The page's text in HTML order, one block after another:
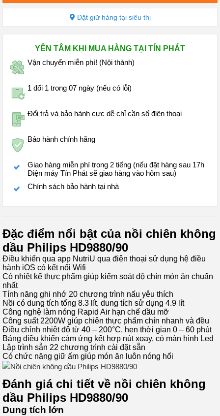
Đặt giữ hàng tại siêu thị
YÊN TÂM KHI MUA HÀNG TẠI TÍN PHÁT
Vận chuyển miễn phí! (Nội thành)
1 đổi 1 trong 07 ngày (nếu có lỗi)
Đổi trả và bảo hành cực dễ chỉ cần số điện thoại
Bảo hành chính hãng
Giao hàng miễn phí trong 2 tiếng (nếu đặt hàng sau 17h
Điện máy Tín Phát sẽ giao hàng vào hôm sau)
Chính sách bảo hành tại nhà
Đặc điểm nổi bật của nồi chiên không
dầu Philips HD9880/90
Điều khiển qua app NutriU qua điện thoại sử dụng hệ điều
hành iOS có kết nối Wifi
Có nhiệt kế thực phẩm giúp kiểm soát độ chín món ăn chuẩn
nhất
Tính năng ghi nhớ 20 chương trình nấu yêu thích
Nồi có dung tích tổng 8.3 lít, dung tích sử dụng 4.9 lít
Công nghệ làm nóng Rapid Air hạn chế dầu mỡ
Công suất 2200W giúp chiên thực phẩm chín nhanh và đều
Điều chỉnh nhiệt độ từ 40 – 200°C, hẹn thời gian 0 – 60 phút
Bảng điều khiển cảm ứng kết hợp nút xoay, có màn hình Led
Lập trình sẵn 22 chương trình cài đặt sẵn
Có chức năng giữ ấm giúp món ăn luôn nóng hổi
Đánh giá chi tiết về nồi chiên không
dầu Philips HD9880/90
Dung tích lớn